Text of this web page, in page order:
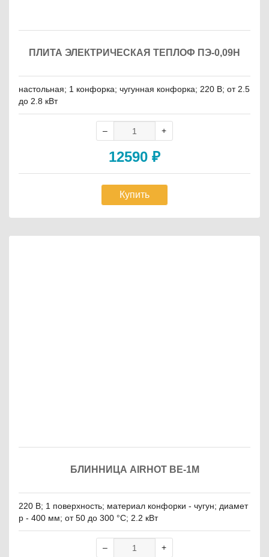
ПЛИТА ЭЛЕКТРИЧЕСКАЯ ТЕПЛОФ ПЭ-0,09Н
настольная; 1 конфорка; чугунная конфорка; 220 В; от 2.5
до 2.8 кВт
12590 ₽
Купить
БЛИННИЦА AIRHOT BE-1M
220 В; 1 поверхность; материал конфорки - чугун; диамет
р - 400 мм; от 50 до 300 °C; 2.2 кВт